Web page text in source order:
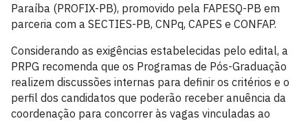
Paraíba (PROFIX-PB), promovido pela FAPESQ-PB em
parceria com a SECTIES-PB, CNPq, CAPES e CONFAP.
Considerando as exigências estabelecidas pelo edital, a
PRPG recomenda que os Programas de Pós-Graduação
realizem discussões internas para definir os critérios e o
perfil dos candidatos que poderão receber anuência da
coordenação para concorrer às vagas vinculadas ao